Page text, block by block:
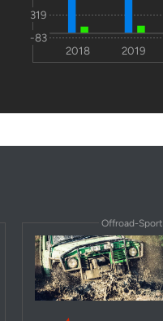
2018 2019
319
-83
Offroad-Sport